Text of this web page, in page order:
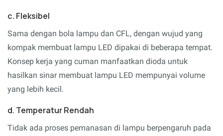
c. Fleksibel
Sama dengan bola lampu dan CFL, dengan wujud yang
kompak membuat lampu LED dipakai di beberapa tempat.
Konsep kerja yang cuman manfaatkan dioda untuk
hasilkan sinar membuat lampu LED mempunyai volume
yang lebih kecil.
d. Temperatur Rendah
Tidak ada proses pemanasan di lampu berpengaruh pada